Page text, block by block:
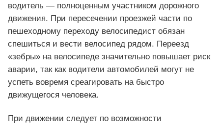
водитель — полноценным участником дорожного
движения. При пересечении проезжей части по
пешеходному переходу велосипедист обязан
спешиться и вести велосипед рядом. Переезд
«зебры» на велосипеде значительно повышает риск
аварии, так как водители автомобилей могут не
успеть вовремя среагировать на быстро
движущегося человека.
При движении следует по возможности